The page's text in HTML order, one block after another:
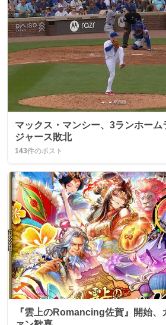
マックス・マンシー、3ランホーム
ジャース敗北
143件のポスト
『雲上のRomancing佐賀』開始、